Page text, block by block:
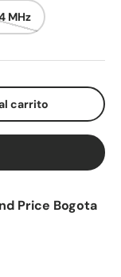
MHz
carrito
Price Bogota